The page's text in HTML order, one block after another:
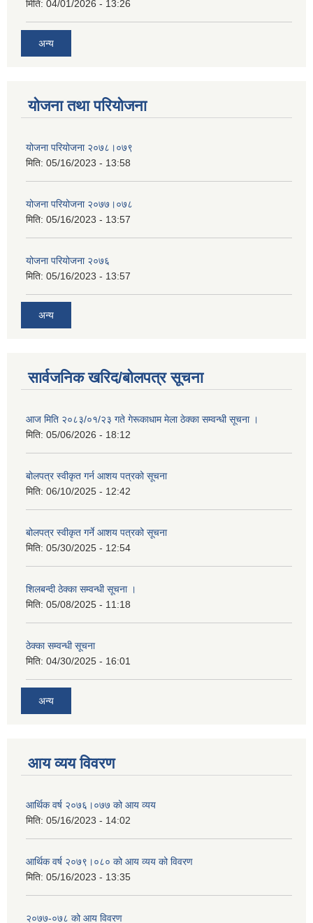
मिति: 04/01/2026 - 13:26
अन्य
योजना तथा परियोजना
योजना परियोजना २०७८।०७९
मिति: 05/16/2023 - 13:58
योजना परियोजना २०७७।०७८
मिति: 05/16/2023 - 13:57
योजना परियोजना २०७६
मिति: 05/16/2023 - 13:57
अन्य
सार्वजनिक खरिद/बोलपत्र सूचना
आज मिति २०८३/०१/२३ गते गेरूकाधाम मेला ठेक्का सम्वन्धी सूचना ।
मिति: 05/06/2026 - 18:12
बोलपत्र स्वीकृत गर्न आशय पत्रको सूचना
मिति: 06/10/2025 - 12:42
बोलपत्र स्वीकृत गर्ने आशय पत्रको सूचना
मिति: 05/30/2025 - 12:54
शिलबन्दी ठेक्का सम्वन्धी सूचना ।
मिति: 05/08/2025 - 11:18
ठेक्का सम्वन्धी सूचना
मिति: 04/30/2025 - 16:01
अन्य
आय व्यय विवरण
आर्थिक वर्ष २०७६।०७७ को आय व्यय
मिति: 05/16/2023 - 14:02
आर्थिक वर्ष २०७९।०८० को आय व्यय को विवरण
मिति: 05/16/2023 - 13:35
२०७७-०७८ को आय विवरण